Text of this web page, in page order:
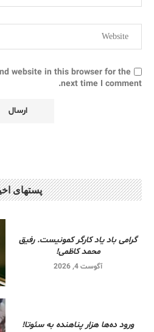
website in this browser for the
next time I comment.
پستهای
گرامی باد یاد کارگر کمونیست. رفیق
محمد کاظمی!
آگوست 4, 2026
ورود ده‌ها هزار پناهنده به سئوتا!